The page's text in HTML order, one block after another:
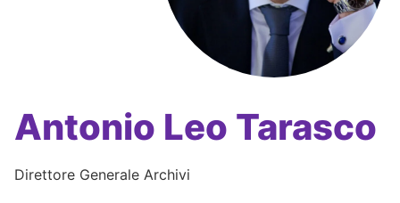
Antonio Leo Tarasco
Direttore Generale Archivi